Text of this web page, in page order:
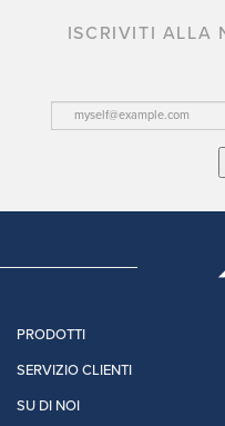
ISCRIVITI ALLA
PRODOTTI
SERVIZIO CLIENTI
SU DI NOI